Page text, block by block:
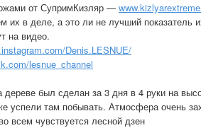
от СупримКизляр —
их в деле, а это ли не лучший показатель
на видео.
Denis.LESNUE/
lesnue_channel
был сделан за 3 дня в 4 руки на
успели там побывать. Атмосфера очень
всем чувствуется лесной дзен